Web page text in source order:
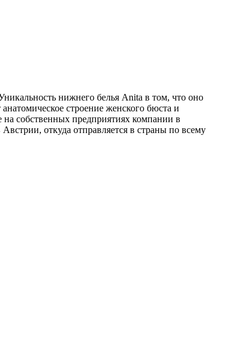
нижнего белья Anita в том, что оно
строение женского бюста и
собственных предприятиях компании в
откуда отправляется в страны по всему